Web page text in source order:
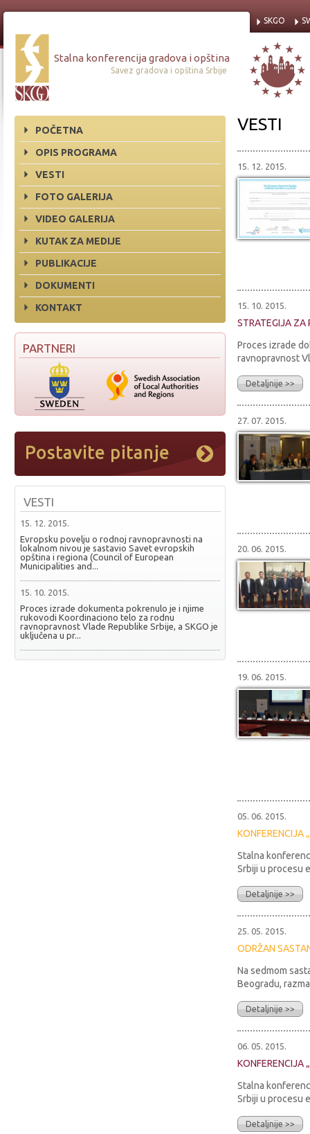
Stalna konferencija gradova i opština
Savez gradova i opština Srbije
SKGO
POČETNA
OPIS PROGRAMA
VESTI
FOTO GALERIJA
VIDEO GALERIJA
KUTAK ZA MEDIJE
PUBLIKACIJE
DOKUMENTI
KONTAKT
PARTNERI
VESTI
15. 12. 2015.
Evropsku povelju o rodnoj ravnopravnosti na
lokalnom nivou je sastavio Savet evropskih
opština i regiona (Council of European
Municipalities and...
15. 10. 2015.
Proces izrade dokumenta pokrenulo je i njime
rukovodi Koordinaciono telo za rodnu
ravnopravnost Vlade Republike Srbije, a SKGO je
uključena u pr...
VESTI
15. 12. 2015.
15. 10. 2015.
STRATEGIJA
Proces izrade
ravnopravnost
Detaljnije >>
27. 07. 2015.
20. 06. 2015.
19. 06. 2015.
05. 06. 2015.
KONFERENCIJA
Stalna
Srbiji u procesu
Detaljnije >>
25. 05. 2015.
ODRŽAN
Na sedmom
Beogradu,
Detaljnije >>
06. 05. 2015.
KONFERENCIJA
Stalna
Srbiji u procesu
Detaljnije >>